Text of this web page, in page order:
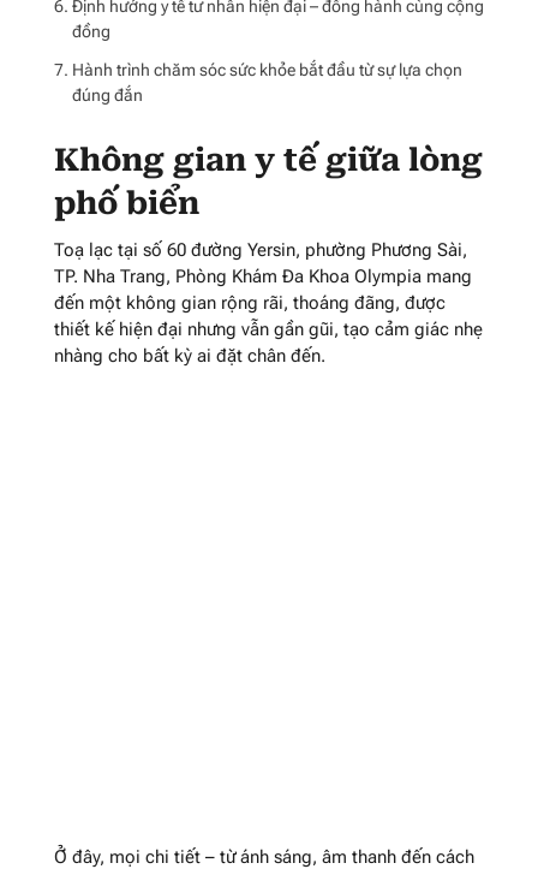
Định hướng y tế tư nhân hiện đại – đồng hành cùng cộng
đồng
Hành trình chăm sóc sức khỏe bắt đầu từ sự lựa chọn
đúng đắn
Không gian y tế giữa lòng
phố biển
Toạ lạc tại số 60 đường Yersin, phường Phương Sài,
TP. Nha Trang, Phòng Khám Đa Khoa Olympia mang
đến một không gian rộng rãi, thoáng đãng, được
thiết kế hiện đại nhưng vẫn gần gũi, tạo cảm giác nhẹ
nhàng cho bất kỳ ai đặt chân đến.
Ở đây, mọi chi tiết – từ ánh sáng, âm thanh đến cách